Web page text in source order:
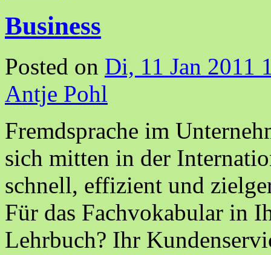
Business
Posted on Di, 11 Jan 2011
Antje Pohl
Fremdsprache im
sich mitten in der
schnell, effizient und
Für das Fachvokabular in
Lehrbuch? Ihr